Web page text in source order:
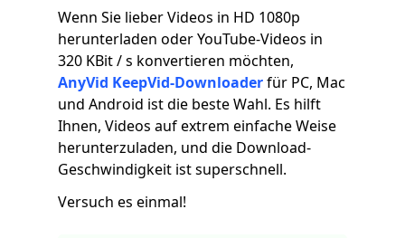
Wenn Sie lieber Videos in HD 1080p
herunterladen oder YouTube-Videos in
320 KBit / s konvertieren möchten,
AnyVid KeepVid-Downloaderfür PC, Mac
und Android ist die beste Wahl. Es hilft
Ihnen, Videos auf extrem einfache Weise
herunterzuladen, und die Download-
Geschwindigkeit ist superschnell.
Versuch es einmal!